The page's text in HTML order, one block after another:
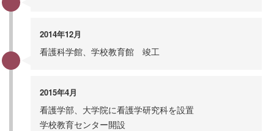
2014年12月
看護科学館、学校教育館 竣工
2015年4月
看護学部、大学院に看護学研究科を設置
学校教育センター開設